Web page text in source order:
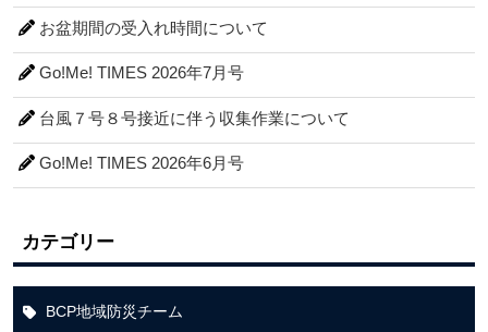
お盆期間の受入れ時間について
Go!Me! TIMES 2026年7月号
台風７号８号接近に伴う収集作業について
Go!Me! TIMES 2026年6月号
カテゴリー
BCP地域防災チーム